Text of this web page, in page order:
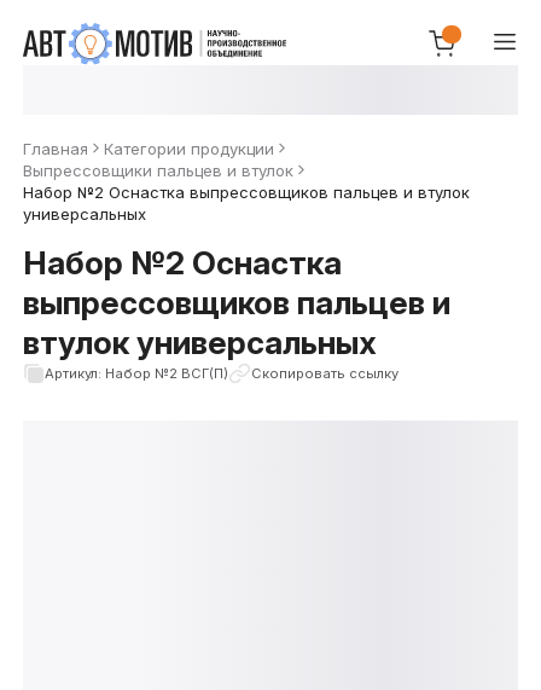
Главная
Категории продукции
Выпрессовщики пальцев и втулок
Набор №2 Оснастка выпрессовщиков пальцев и втулок
универсальных
Набор №2 Оснастка
выпрессовщиков пальцев и
втулок универсальных
Артикул: Набор №2 ВСГ(П) Скопировать ссылку